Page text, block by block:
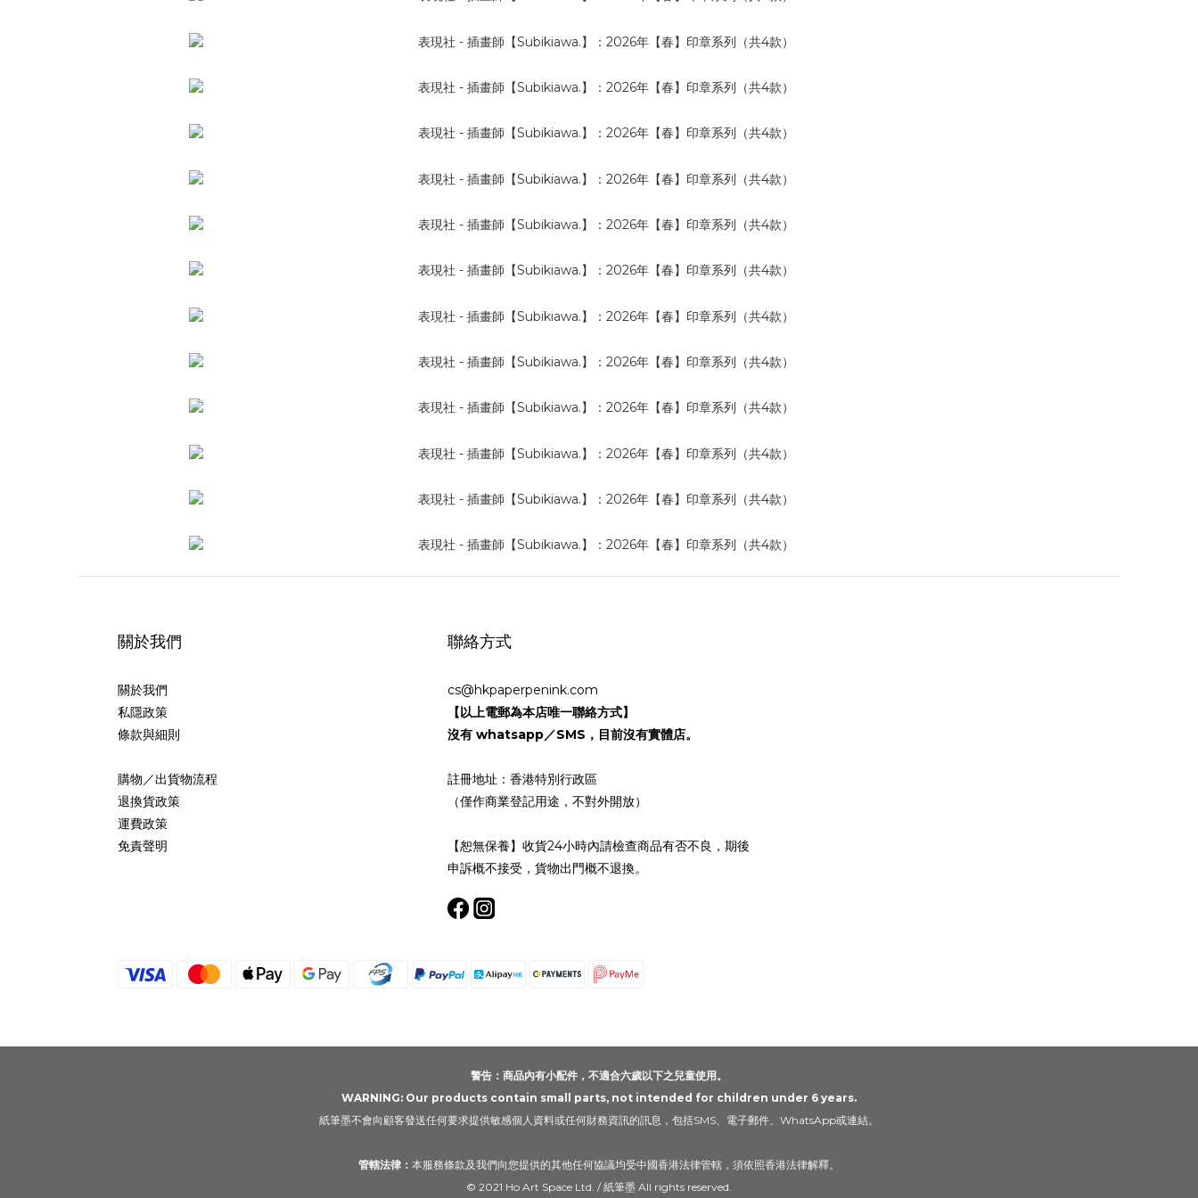
關於我們
關於我們
私隱政策
條款與細則
購物／出貨物流程
退換貨政策
運費政策
免責聲明
聯絡方式
cs@hkpaperpenink.com
【以上電郵為本店唯一聯絡方式】
沒有 whatsapp／SMS，目前沒有實體店。
註冊地址：香港特別行政區
（僅作商業登記用途，不對外開放）
【恕無保養】收貨24小時內請檢查商品有否不良，期後
申訴概不接受，貨物出門概不退換。
警告：商品內有小配件，不適合六歲以下之兒童使用。
WARNING: Our products contain small parts, not intended for children under 6 years.
紙筆墨不會向顧客發送任何要求提供敏感個人資料或任何財務資訊的訊息，包括SMS、電子郵件、WhatsApp或連結。
管轄法律： 本服務條款及我們向您提供的其他任何協議均受中國香港法律管轄，須依照香港法律解釋。
© 2021 Ho Art Space Ltd. / 紙筆墨 All rights reserved.